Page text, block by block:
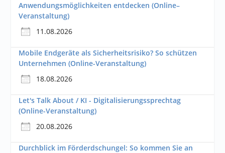
Anwendungsmöglichkeiten entdecken (Online–
Veranstaltung)
11.08.2026
Mobile Endgeräte als Sicherheitsrisiko? So schützen
Unternehmen (Online-Veranstaltung)
18.08.2026
Let's Talk About / KI - Digitalisierungssprechtag
(Online-Veranstaltung)
20.08.2026
Durchblick im Förderdschungel: So kommen Sie an